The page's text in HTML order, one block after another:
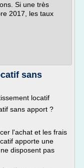
Si une très
2017, les taux
sans
locatif
sans apport ?
l'achat et les frais
apporte une
disposent pas